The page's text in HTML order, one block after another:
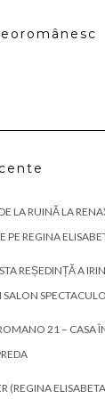
LA RUINĂ LA
PE REGINA
REȘEDINȚĂ A
21 – CASA
(REGINA